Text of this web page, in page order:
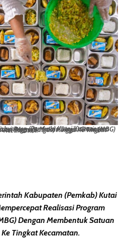
CAPTION: Pemerintah Kabupaten (Pemkab) Kutai Kartanegara (Kukar) Mempercepat Realisasi Program Makan Bergizi Gratis (MBG) Dengan Membentuk Satuan Tugas (Satgas) Hingga Ke Tingkat Kecamatan.
Kabupaten (Pemkab) Kutai
Realisasi Program
Dengan Membentuk Satuan
Tingkat Kecamatan.